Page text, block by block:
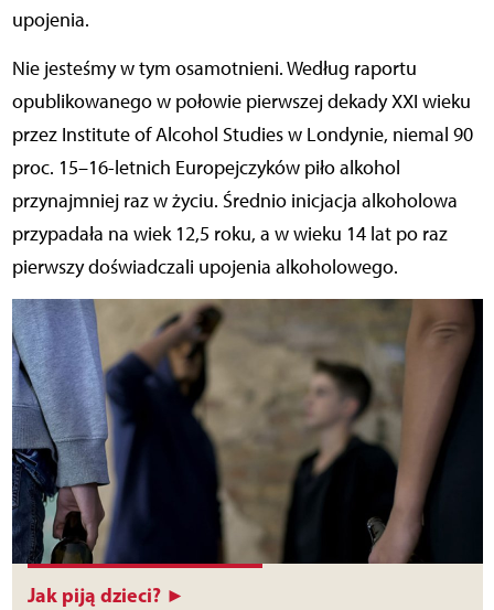
upojenia.
Nie jesteśmy w tym osamotnieni. Według raportu
opublikowanego w połowie pierwszej dekady XXI wieku
przez Institute of Alcohol Studies w Londynie, niemal 90
proc. 15–16-letnich Europejczyków piło alkohol
przynajmniej raz w życiu. Średnio inicjacja alkoholowa
przypadała na wiek 12,5 roku, a w wieku 14 lat po raz
pierwszy doświadczali upojenia alkoholowego.
Jak piją dzieci? ►